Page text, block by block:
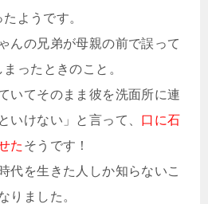
ようです。
んの兄弟が母親の前で誤って
ったときのこと。
いてそのまま彼を洗面所に連
いけない」と言って、 口に石
た そうです！
代を生きた人しか知らないこ
りました。